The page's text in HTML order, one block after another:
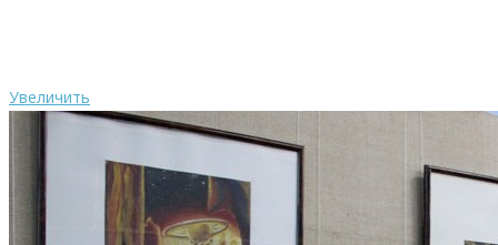
Увеличить